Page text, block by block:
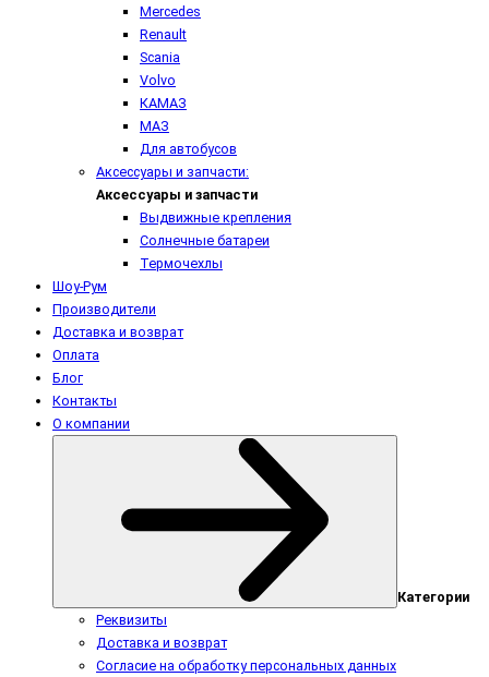
Mercedes
Renault
Scania
Volvo
КАМАЗ
МАЗ
Для автобусов
Аксессуары и запчасти:
Аксессуары и запчасти
Выдвижные крепления
Солнечные батареи
Термочехлы
Шоу-Рум
Производители
Доставка и возврат
Оплата
Блог
Контакты
О компании
Категории
Реквизиты
Доставка и возврат
Согласие на обработку персональных данных